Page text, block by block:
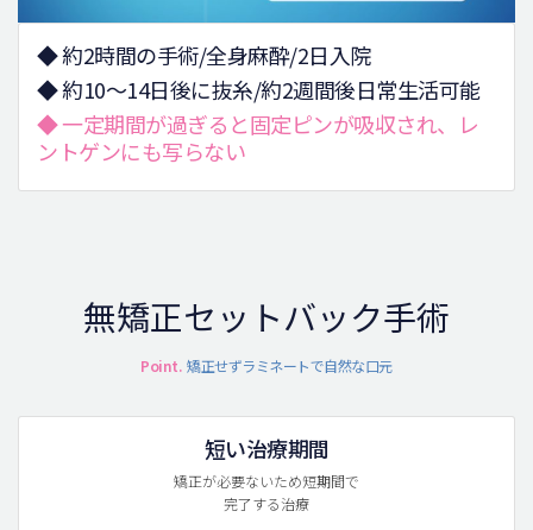
◆ 約2時間の手術/全身麻酔/2日入院
◆ 約10～14日後に抜糸/約2週間後日常生活可能
◆ 一定期間が過ぎると固定ピンが吸収され、レ
ントゲンにも写らない
無矯正セットバック手術
Point. 矯正せずラミネートで自然な口元
短い治療期間
矯正が必要ないため短期間で
完了する治療